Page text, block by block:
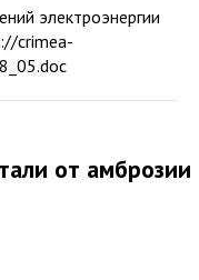
электроэнергии
crimea-
от амброзии